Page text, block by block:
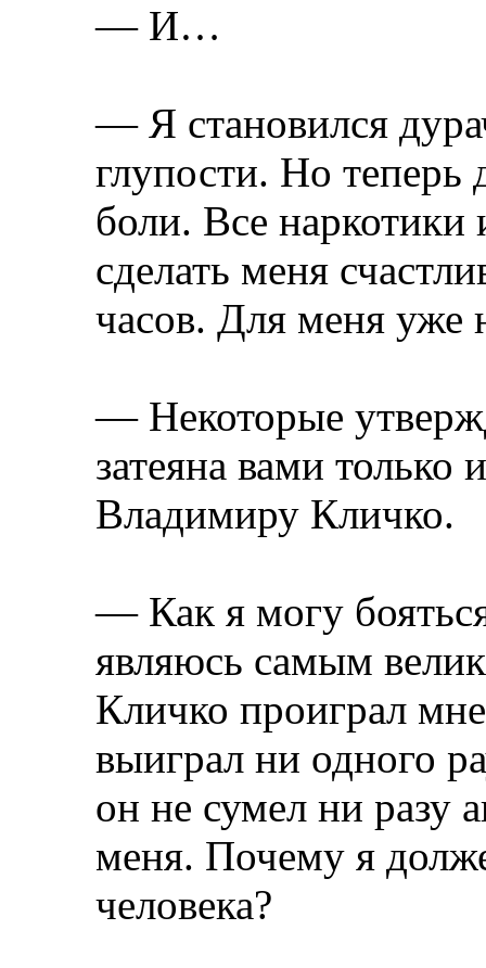
— И…
— Я становился
глупости. Но теперь
боли. Все
сделать меня
часов. Для меня уже
— Некоторые
затеяна вами
Владимиру Кличко.
— Как я могу
являюсь самым
Кличко проиграл
выиграл ни одного
он не сумел ни разу
меня. Почему я
человека?